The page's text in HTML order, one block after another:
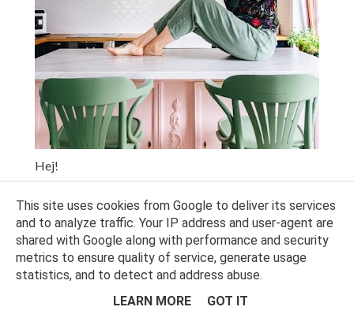
Hej!
Miło, że jesteś. Rozgość się w Piątym Pokoju i
pozwól, że pokażę Ci, jak świetnie można się bawić,
urządzając mieszkanie. Wystarczy odrobina odwagi,
szczypta polotu, chęć eksperymentowania i... nieco
luźniejsza guma w majtkach.
Aha, najpierw przełknij tę kawę. Nie zwracam
This site uses cookies from Google to deliver its services
and to analyze traffic. Your IP address and user-agent are
shared with Google along with performance and security
metrics to ensure quality of service, generate usage
statistics, and to detect and address abuse.
LEARN MORE
GOT IT